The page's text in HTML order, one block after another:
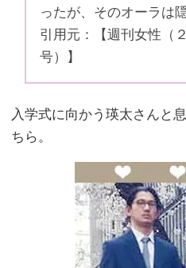
ったが、そのオーラは
引用元：【週刊女性（
号）】
入学式に向かう瑛太さんと
ちら。